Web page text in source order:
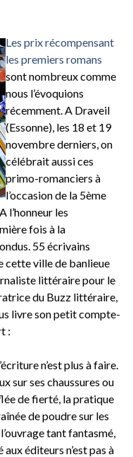
Les prix récompensant
les premiers romans
sont nombreux comme
nous l’évoquions
récemment. A Draveil
(Essonne), les 18 et 19
novembre derniers, on
célébrait aussi ces
primo-romanciers à
l’occasion de la 5ème
l’honneur les
fois à la
55 écrivains
cette ville de banlieue
littéraire pour le
du Buzz littéraire,
livre son petit compte-
:
n’est plus à faire.
sur ses chaussures ou
de fierté, la pratique
de poudre sur les
tant fantasmé,
éditeurs n’est pas à